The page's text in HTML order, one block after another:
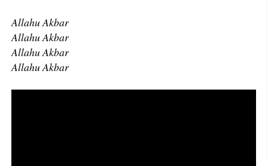
Allahu Akbar
Allahu Akbar
Allahu Akbar
Allahu Akbar